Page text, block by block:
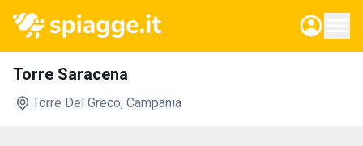
Torre Saracena
Torre Del Greco, Campania